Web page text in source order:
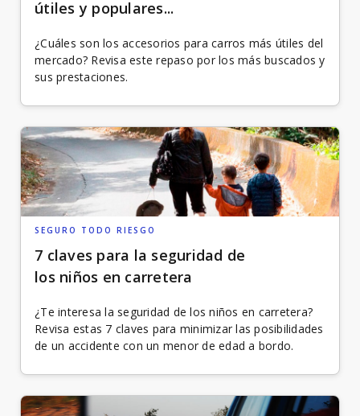
útiles y populares...
¿Cuáles son los accesorios para carros más útiles del
mercado? Revisa este repaso por los más buscados y
sus prestaciones.
SEGURO TODO RIESGO
7 claves para la seguridad de
los niños en carretera
¿Te interesa la seguridad de los niños en carretera?
Revisa estas 7 claves para minimizar las posibilidades
de un accidente con un menor de edad a bordo.